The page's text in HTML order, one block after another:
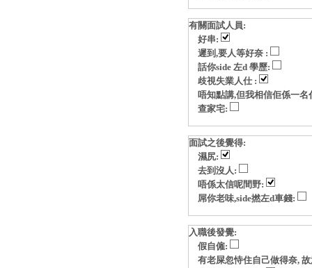
有關面試人員:
好串:
遲到,要人等好奈 :
話你side 左d 學歷:
歧視失業人仕 :
唔知點講,但我相信佢係一
查家宅:
面試之後覺得:
濕尻:
去到沒人:
唔係太信呢間野:
屌你老味,side撚左d車錢:
入職後發覺:
假自僱:
有老屎忽恃住自己做得奈,